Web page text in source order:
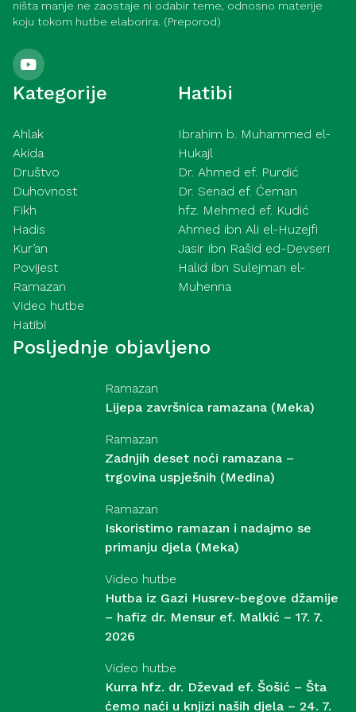
ništa manje ne zaostaje ni odabir teme, odnosno materije
koju tokom hutbe elaborira. (Preporod)
Kategorije
Ahlak
Akida
Društvo
Duhovnost
Fikh
Hadis
Kur’an
Povijest
Ramazan
Video hutbe
Hatibi
Hatibi
Ibrahim b. Muhammed el-
Hukajl
Dr. Ahmed ef. Purdić
Dr. Senad ef. Ćeman
hfz. Mehmed ef. Kudić
Ahmed ibn Ali el-Huzejfi
Jasir ibn Rašid ed-Devseri
Halid ibn Sulejman el-
Muhenna
Posljednje objavljeno
Ramazan
Lijepa završnica ramazana (Meka)
Ramazan
Zadnjih deset noći ramazana –
trgovina uspješnih (Medina)
Ramazan
Iskoristimo ramazan i nadajmo se
primanju djela (Meka)
Video hutbe
Hutba iz Gazi Husrev-begove džamije
– hafiz dr. Mensur ef. Malkić – 17. 7.
2026
Video hutbe
Kurra hfz. dr. Dževad ef. Šošić – Šta
ćemo naći u knjizi naših djela – 24. 7.